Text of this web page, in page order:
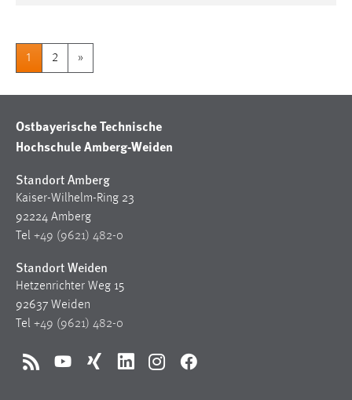
1 2 »
Ostbayerische Technische
Hochschule Amberg-Weiden
Standort Amberg
Kaiser-Wilhelm-Ring 23
92224 Amberg
Tel +49 (9621) 482-0
Standort Weiden
Hetzenrichter Weg 15
92637 Weiden
Tel +49 (9621) 482-0
RSS YouTubeXing LinkedInInstagramFacebook